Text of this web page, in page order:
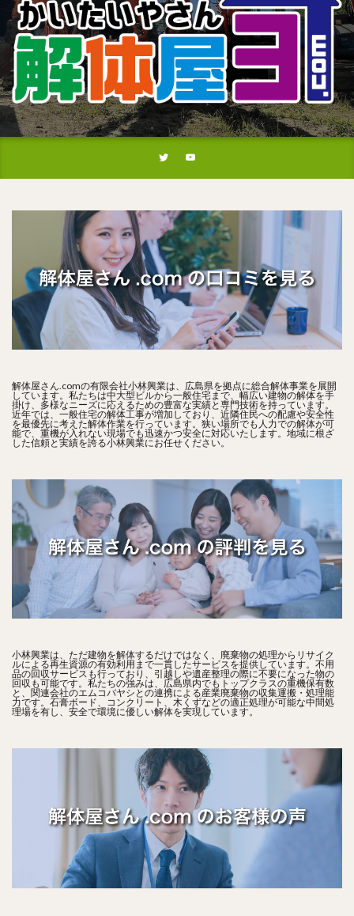
解体屋さん.comの有限会社小林興業は、広島県を拠点に総合解体事業を展開
しています。私たちは中大型ビルから一般住宅まで、幅広い建物の解体を手
掛け、多様なニーズに応えるための豊富な実績と専門技術を持っています。
近年では、一般住宅の解体工事が増加しており、近隣住民への配慮や安全性
を最優先に考えた解体作業を行っています。狭い場所でも人力での解体が可
能で、重機が入れない現場でも迅速かつ安全に対応いたします。地域に根ざ
した信頼と実績を誇る小林興業にお任せください。
小林興業は、ただ建物を解体するだけではなく、廃棄物の処理からリサイク
ルによる再生資源の有効利用まで一貫したサービスを提供しています。不用
品の回収サービスも行っており、引越しや遺産整理の際に不要になった物の
回収も可能です。私たちの強みは、広島県内でもトップクラスの重機保有数
と、関連会社のエムコバヤシとの連携による産業廃棄物の収集運搬・処理能
力です。石膏ボード、コンクリート、木くずなどの適正処理が可能な中間処
理場を有し、安全で環境に優しい解体を実現しています。